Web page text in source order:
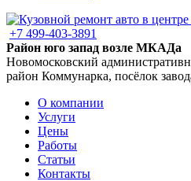
+7 499-403-3891
Район юго запад возле МКАДа
Новомосковский
район Коммунарка, посёлок
О компании
Услуги
Цены
Работы
Статьи
Контакты